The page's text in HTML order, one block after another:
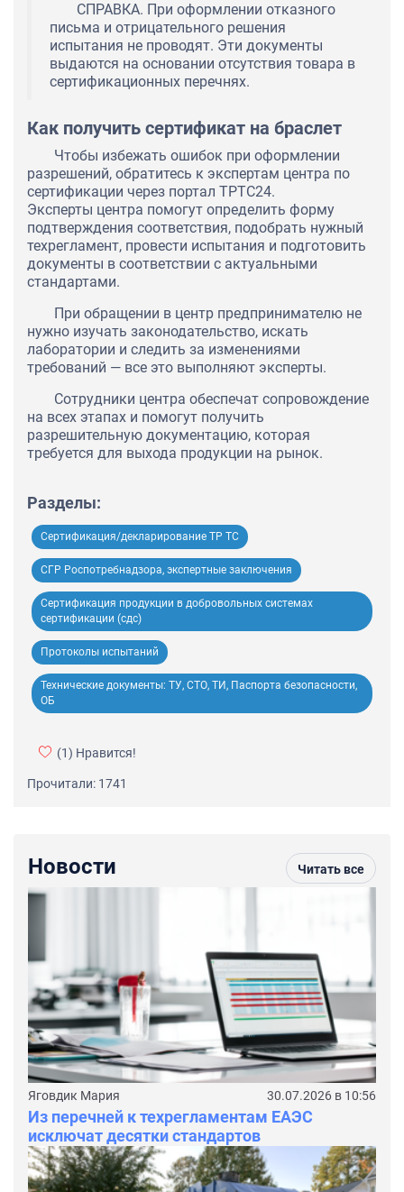
СПРАВКА. При оформлении отказного
письма и отрицательного решения
испытания не проводят. Эти документы
выдаются на основании отсутствия товара в
сертификационных перечнях.
Как получить сертификат на браслет
Чтобы избежать ошибок при оформлении
разрешений, обратитесь к экспертам центра по
сертификации через портал ТРТС24.
Эксперты центра помогут определить форму
подтверждения соответствия, подобрать нужный
техрегламент, провести испытания и подготовить
документы в соответствии с актуальными
стандартами.
При обращении в центр предпринимателю не
нужно изучать законодательство, искать
лаборатории и следить за изменениями
требований — все это выполняют эксперты.
Сотрудники центра обеспечат сопровождение
на всех этапах и помогут получить
разрешительную документацию, которая
требуется для выхода продукции на рынок.
Разделы:
Сертификация/декларирование ТР ТС
СГР Роспотребнадзора, экспертные заключения
Сертификация продукции в добровольных системах
сертификации (сдс)
Протоколы испытаний
Технические документы: ТУ, СТО, ТИ, Паспорта безопасности,
ОБ
(1) Нравится!
Прочитали: 1741
Новости Читать все
Яговдик Мария 30.07.2026 в 10:56
Из перечней к техрегламентам ЕАЭС
исключат десятки стандартов